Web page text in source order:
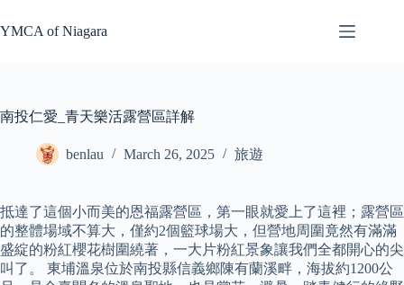
to
content
YMCA of Niagara
南投仁愛_青天樂活露營區詳解
benlau March 26, 2025 旅遊
抵達了這個小而美的恩福露營區，第一眼就愛上了這裡；露營區
的整體場域不算大，僅約2個籃球場大，但營地周圍竟然有滿滿
盛綻的粉紅櫻花樹圍繞著，一大片粉紅景象讓我們全都開心的尖
叫了。 東埔溫泉位於南投縣信義鄉陳有蘭溪畔，海拔約1200公